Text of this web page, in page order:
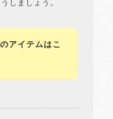
しましょう。
アイテムはこ